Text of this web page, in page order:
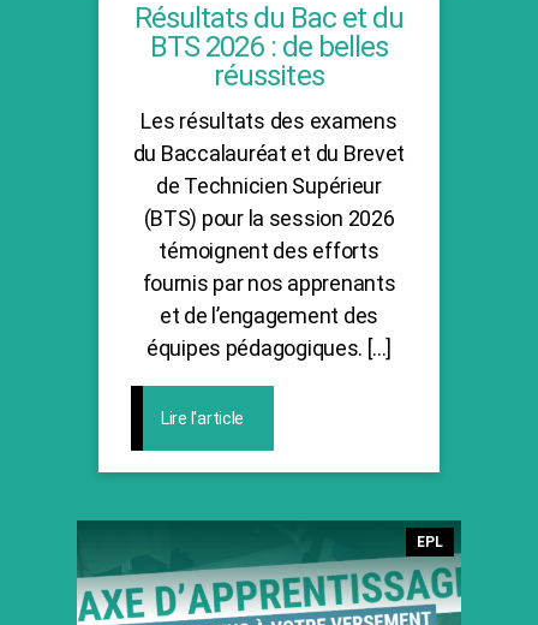
Résultats du Bac et du
BTS 2026 : de belles
réussites
Les résultats des examens
du Baccalauréat et du Brevet
de Technicien Supérieur
(BTS) pour la session 2026
témoignent des efforts
fournis par nos apprenants
et de l’engagement des
équipes pédagogiques. […]
Lire l'article
Catégories
EPL